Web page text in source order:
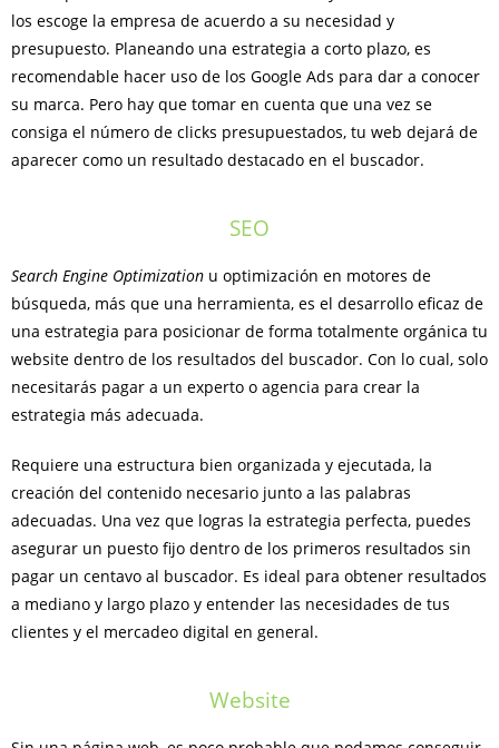
los escoge la empresa de acuerdo a su necesidad y
presupuesto. Planeando una estrategia a corto plazo, es
recomendable hacer uso de los Google Ads para dar a conocer
su marca. Pero hay que tomar en cuenta que una vez se
consiga el número de clicks presupuestados, tu web dejará de
aparecer como un resultado destacado en el buscador.
SEO
Search Engine Optimization u optimización en motores de
búsqueda, más que una herramienta, es el desarrollo eficaz de
una estrategia para posicionar de forma totalmente orgánica tu
website dentro de los resultados del buscador. Con lo cual, solo
necesitarás pagar a un experto o agencia para crear la
estrategia más adecuada.
Requiere una estructura bien organizada y ejecutada, la
creación del contenido necesario junto a las palabras
adecuadas. Una vez que logras la estrategia perfecta, puedes
asegurar un puesto fijo dentro de los primeros resultados sin
pagar un centavo al buscador. Es ideal para obtener resultados
a mediano y largo plazo y entender las necesidades de tus
clientes y el mercadeo digital en general.
Website